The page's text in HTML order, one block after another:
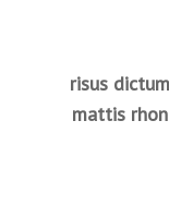
risus
mattis